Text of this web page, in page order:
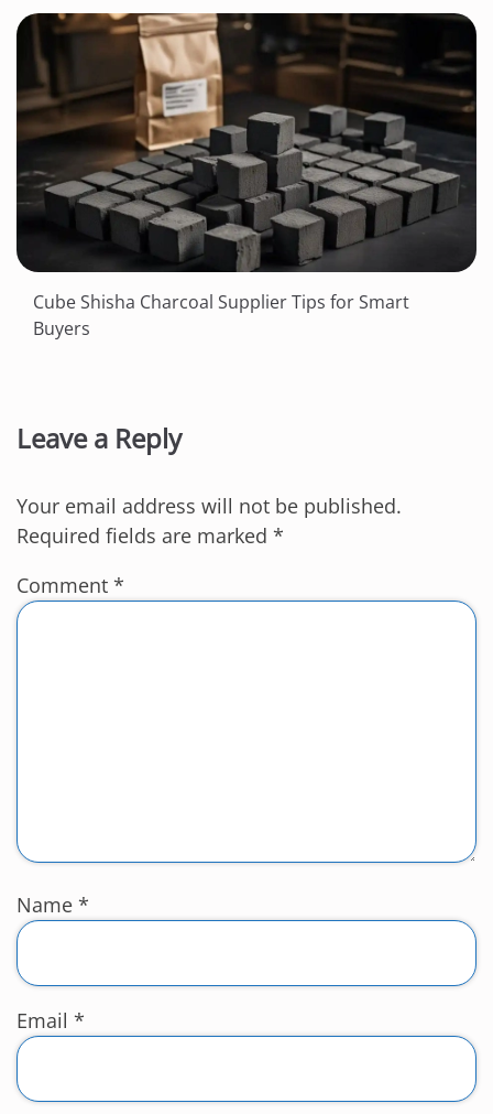
Cube Shisha Charcoal Supplier Tips for Smart
Buyers
Leave a Reply
Your email address will not be published.
Required fields are marked *
Comment *
Name *
Email *